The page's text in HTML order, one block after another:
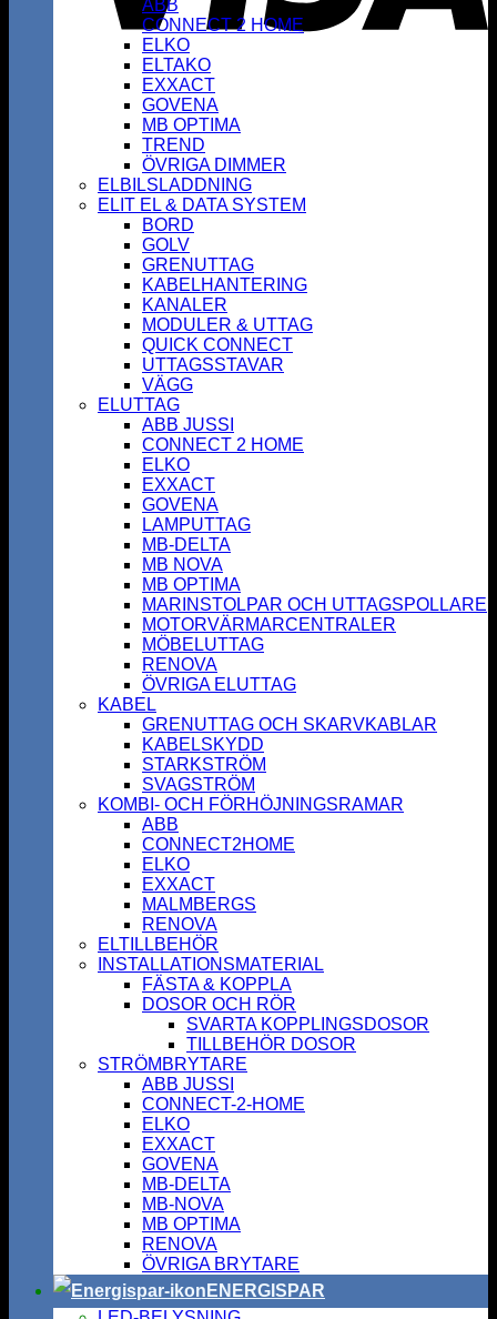
ABB
CONNECT 2 HOME
ELKO
ELTAKO
EXXACT
GOVENA
MB OPTIMA
TREND
ÖVRIGA DIMMER
ELBILSLADDNING
ELIT EL & DATA SYSTEM
BORD
GOLV
GRENUTTAG
KABELHANTERING
KANALER
MODULER & UTTAG
QUICK CONNECT
UTTAGSSTAVAR
VÄGG
ELUTTAG
ABB JUSSI
CONNECT 2 HOME
ELKO
EXXACT
GOVENA
LAMPUTTAG
MB-DELTA
MB NOVA
MB OPTIMA
MARINSTOLPAR OCH UTTAGSPOLLARE
MOTORVÄRMARCENTRALER
MÖBELUTTAG
RENOVA
ÖVRIGA ELUTTAG
KABEL
GRENUTTAG OCH SKARVKABLAR
KABELSKYDD
STARKSTRÖM
SVAGSTRÖM
KOMBI- OCH FÖRHÖJNINGSRAMAR
ABB
CONNECT2HOME
ELKO
EXXACT
MALMBERGS
RENOVA
ELTILLBEHÖR
INSTALLATIONSMATERIAL
FÄSTA & KOPPLA
DOSOR OCH RÖR
SVARTA KOPPLINGSDOSOR
TILLBEHÖR DOSOR
STRÖMBRYTARE
ABB JUSSI
CONNECT-2-HOME
ELKO
EXXACT
GOVENA
MB-DELTA
MB-NOVA
MB OPTIMA
RENOVA
ÖVRIGA BRYTARE
ENERGISPAR